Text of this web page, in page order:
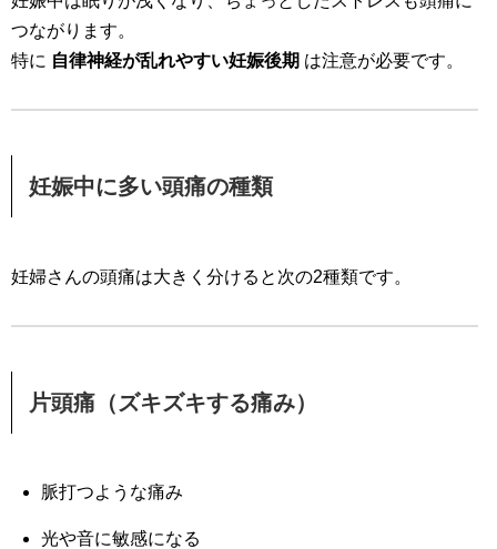
つながります。
特に 自律神経が乱れやすい妊娠後期 は注意が必要です。
妊娠中に多い頭痛の種類
妊婦さんの頭痛は大きく分けると次の2種類です。
片頭痛（ズキズキする痛み）
脈打つような痛み
光や音に敏感になる